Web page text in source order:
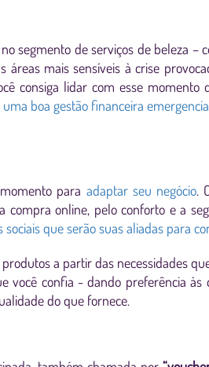
segmento de serviços de beleza –
áreas mais sensíveis à crise
consiga lidar com esse
boa gestão financeira
para adaptar seu negócio.
compra online, pelo conforto e a
que serão suas aliadas para
a partir das necessidades
você confia - dando preferência
do que fornece.